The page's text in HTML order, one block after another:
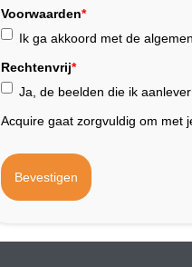
Voorwaarden*
Ik ga akkoord met de
Rechtenvrij*
Ja, de beelden die ik
Acquire gaat zorgvuldig om met
Bevestigen